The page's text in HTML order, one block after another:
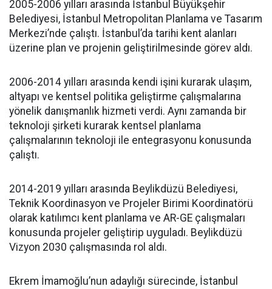
2005-2006 yılları arasında İstanbul Büyükşehir
Belediyesi, İstanbul Metropolitan Planlama ve Tasarım
Merkezi’nde çalıştı. İstanbul’da tarihi kent alanları
üzerine plan ve projenin geliştirilmesinde görev aldı.
2006-2014 yılları arasında kendi işini kurarak ulaşım,
altyapı ve kentsel politika geliştirme çalışmalarına
yönelik danışmanlık hizmeti verdi. Aynı zamanda bir
teknoloji şirketi kurarak kentsel planlama
çalışmalarının teknoloji ile entegrasyonu konusunda
çalıştı.
2014-2019 yılları arasında Beylikdüzü Belediyesi,
Teknik Koordinasyon ve Projeler Birimi Koordinatörü
olarak katılımcı kent planlama ve AR-GE çalışmaları
konusunda projeler geliştirip uyguladı. Beylikdüzü
Vizyon 2030 çalışmasında rol aldı.
Ekrem İmamoğlu’nun adaylığı sürecinde, İstanbul